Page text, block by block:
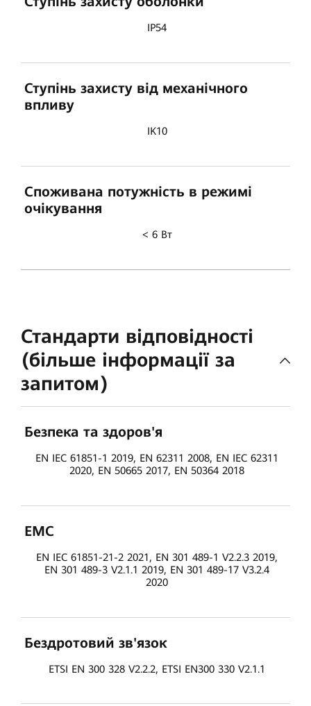
IP54
Ступінь захисту від механічного
впливу
IK10
Споживана потужність в режимі
очікування
< 6 Вт
Стандарти відповідності
(більше інформації за
запитом)
Безпека та здоров'я
EN IEC 61851-1 2019, EN 62311 2008, EN IEC 62311
2020, EN 50665 2017, EN 50364 2018
ЕМС
EN IEC 61851-21-2 2021, EN 301 489-1 V2.2.3 2019,
EN 301 489-3 V2.1.1 2019, EN 301 489-17 V3.2.4
2020
Бездротовий зв'язок
ETSI EN 300 328 V2.2.2, ETSI EN300 330 V2.1.1